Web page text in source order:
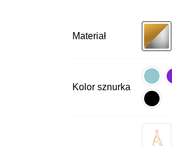
Materiał
Kolor sznurka